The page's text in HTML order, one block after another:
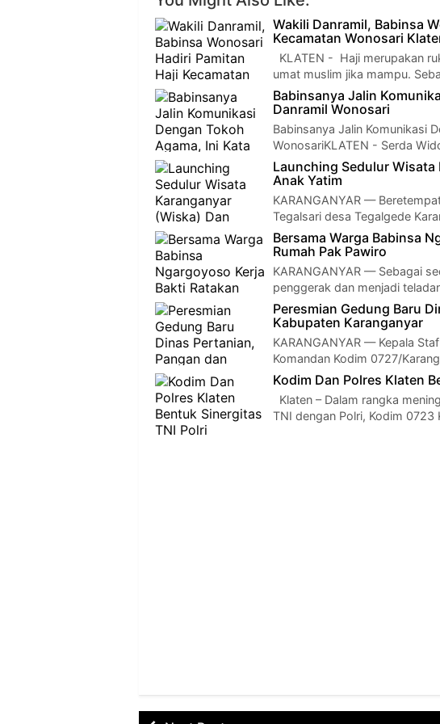
Wakili Danramil, Babinsa
Kecamatan Wonosari
KLATEN - Haji merupakan
umat muslim jika mampu.
Babinsanya Jalin
Danramil Wonosari
Babinsanya Jalin Komunikasi
WonosariKLATEN - Serda
Launching Sedulur
Anak Yatim
KARANGANYAR —
Tegalsari desa Tegalgede
Bersama Warga Babinsa
Rumah Pak Pawiro
KARANGANYAR — Sebagai
penggerak dan menjadi
Peresmian Gedung Baru
Kabupaten Karanganyar
KARANGANYAR — Kepala
Komandan Kodim 0727/
Kodim Dan Polres Klaten
Klaten – Dalam rangka
TNI dengan Polri, Kodim 0723